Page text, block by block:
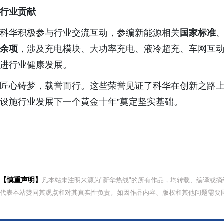
行业贡献
科华积极参与行业交流互动，参编新能源相关 国家标准
余项 ，涉及充电模块、大功率充电、液冷超充、车网
进行业健康发展。
匠心铸梦，载誉而行。这些荣誉见证了科华在创新之路
设施行业发展下一个黄金十年”奠定坚实基础。
【慎重声明】
凡本站未注明来源为"新华热线"的所有作品，均转载、编译或
代表本站赞同其观点和对其真实性负责。如因作品内容、版权和其他问题需